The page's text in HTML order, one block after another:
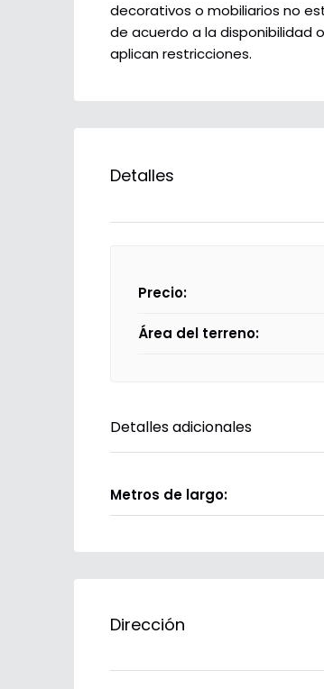
decorativos o mobiliarios no
de acuerdo a la disponibilidad
aplican restricciones.
Detalles
Precio:
Área del terreno:
Detalles adicionales
Metros de largo:
Dirección